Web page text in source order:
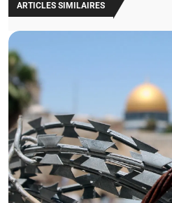
ARTICLES SIMILAIRES